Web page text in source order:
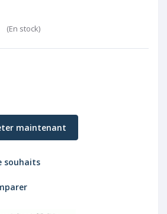
(En stock)
maintenant
souhaits